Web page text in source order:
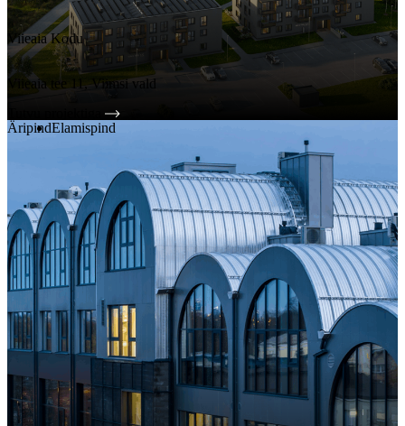
Viieaia Kodu
Viieaia tee 11, Viimsi vald
ÄripindElamispind